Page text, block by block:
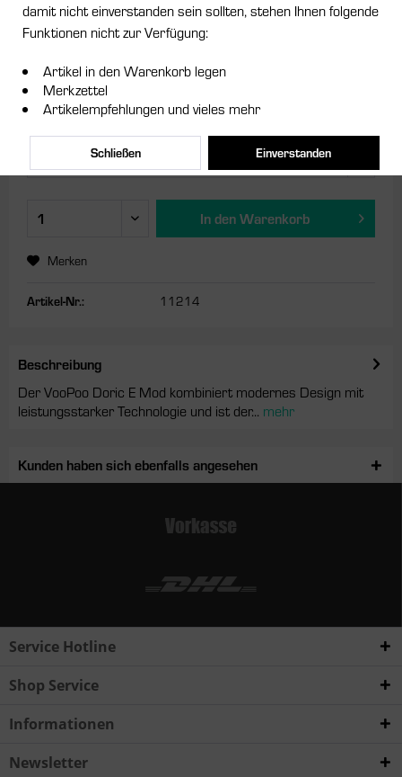
24,95 € * -16.69%
Sofort versandfertig, Lieferzeit ca. 1-3 Werktage
In den Warenkorb
Merken
Artikel-Nr.: 11214
Beschreibung
Der VooPoo Doric E Mod kombiniert modernes Design mit
leistungsstarker Technologie und ist der... mehr
Kunden haben sich ebenfalls angesehen
Service Hotline
Shop Service
Informationen
Newsletter
damit nicht einverstanden sein sollten, stehen Ihnen folgende
Funktionen nicht zur Verfügung:
Artikel in den Warenkorb legen
Merkzettel
Artikelempfehlungen und vieles mehr
Einverstanden
Schließen